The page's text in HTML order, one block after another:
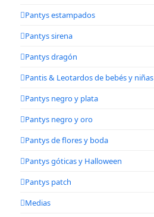
Pantys estampados
Pantys sirena
Pantys dragón
Pantis & Leotardos de bebés y niñas
Pantys negro y plata
Pantys negro y oro
Pantys de flores y boda
Pantys góticas y Halloween
Pantys patch
Medias